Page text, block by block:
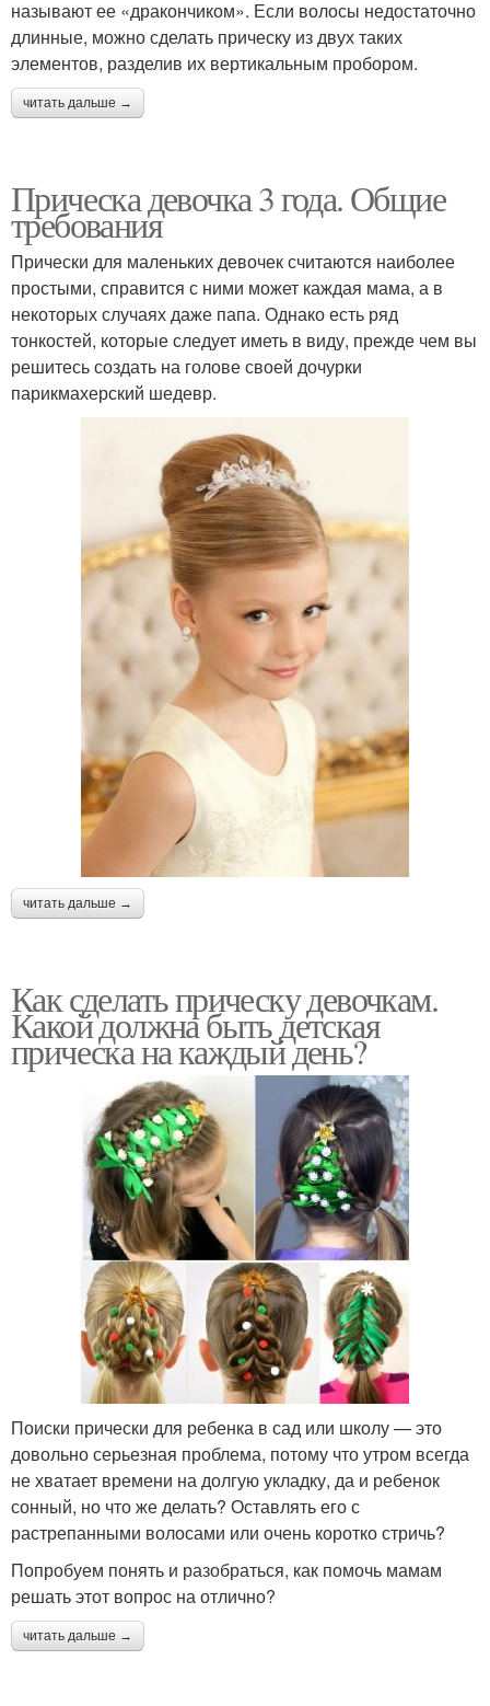
называют ее «дракончиком». Если волосы недостаточно
длинные, можно сделать прическу из двух таких
элементов, разделив их вертикальным пробором.
читать дальше →
Прическа девочка 3 года. Общие
требования
Прически для маленьких девочек считаются наиболее
простыми, справится с ними может каждая мама, а в
некоторых случаях даже папа. Однако есть ряд
тонкостей, которые следует иметь в виду, прежде чем вы
решитесь создать на голове своей дочурки
парикмахерский шедевр.
читать дальше →
Как сделать прическу девочкам.
Какой должна быть детская
прическа на каждый день?
Поиски прически для ребенка в сад или школу — это
довольно серьезная проблема, потому что утром всегда
не хватает времени на долгую укладку, да и ребенок
сонный, но что же делать? Оставлять его с
растрепанными волосами или очень коротко стричь?
Попробуем понять и разобраться, как помочь мамам
решать этот вопрос на отлично?
читать дальше →